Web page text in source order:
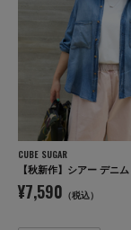
CUBE SUGAR
¥7,590 （税込）